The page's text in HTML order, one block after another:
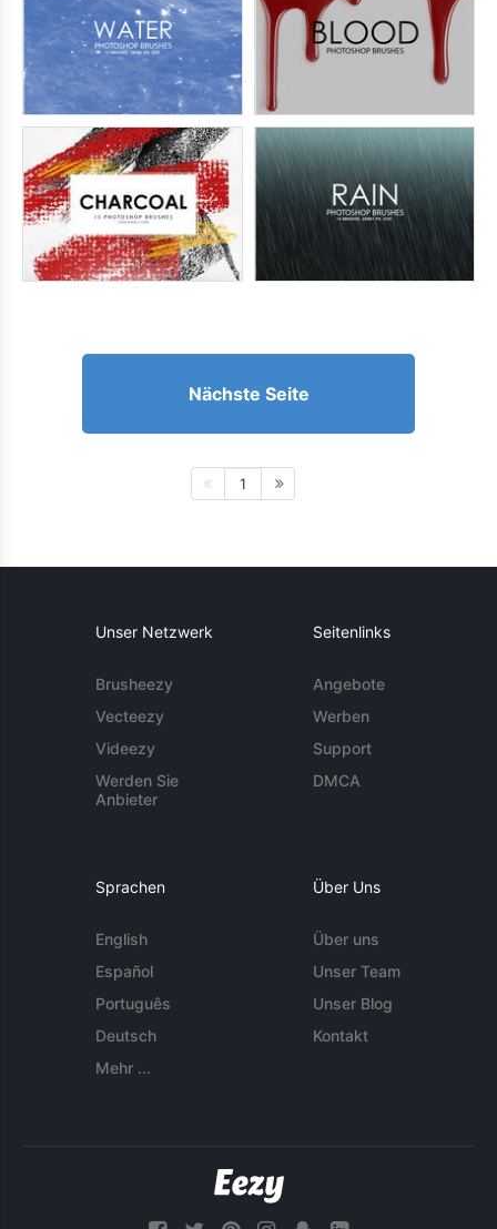
Nächste Seite
1
Unser Netzwerk
Brusheezy
Vecteezy
Videezy
Werden Sie
Anbieter
Seitenlinks
Angebote
Werben
Support
DMCA
Sprachen
English
Español
Português
Deutsch
Mehr ...
Über Uns
Über uns
Unser Team
Unser Blog
Kontakt